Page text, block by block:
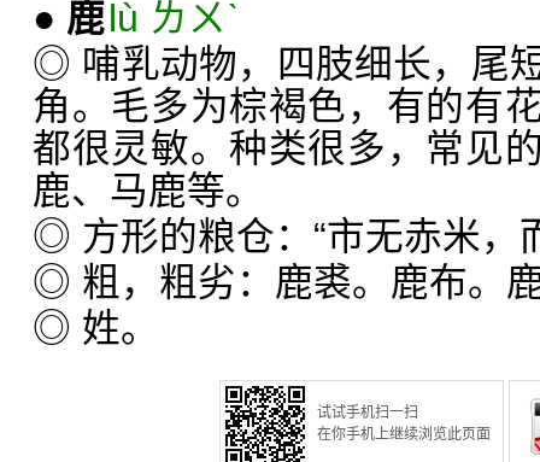
● 鹿lù ㄌㄨˋ
◎ 哺乳动物，四肢细长，尾
角。毛多为棕褐色，有的有
都很灵敏。种类很多，常见
鹿、马鹿等。
◎ 方形的粮仓：“市无赤米，
◎ 粗，粗劣：鹿裘。鹿布。
◎ 姓。
试试手机扫一扫
在你手机上继续浏览此页面